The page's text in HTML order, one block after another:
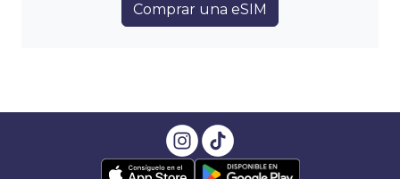
Comprar una eSIM